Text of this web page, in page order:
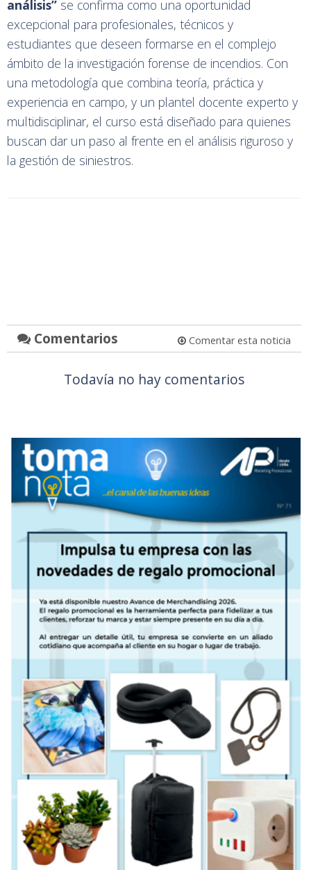
análisis” se confirma como una oportunidad
excepcional para profesionales, técnicos y
estudiantes que deseen formarse en el complejo
ámbito de la investigación forense de incendios. Con
una metodología que combina teoría, práctica y
experiencia en campo, y un plantel docente experto y
multidisciplinar, el curso está diseñado para quienes
buscan dar un paso al frente en el análisis riguroso y
la gestión de siniestros.
Comentarios Comentar esta noticia
Todavía no hay comentarios